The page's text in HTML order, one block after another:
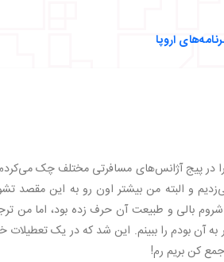
اروپا
در پیج آژانس‌های مسافرتی مختلف چک
و البته من بیشتر اون رو به این مقصد
بالی و طبیعت آن حرف زده بود، اما من
آن بودم را ببینم. این شد که در یک تعطیلات
کن بریم رم!